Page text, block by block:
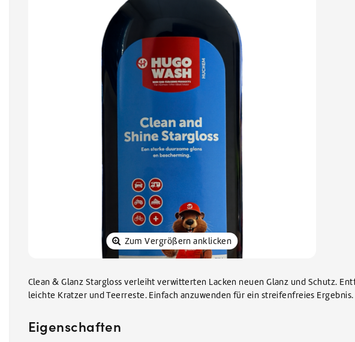
Zum Vergrößern anklicken
Clean & Glanz Stargloss verleiht verwitterten Lacken neuen Glanz und Schutz.
leichte Kratzer und Teerreste. Einfach anzuwenden für ein streifenfreies Ergebnis.
Eigenschaften